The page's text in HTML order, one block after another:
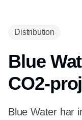
Distribution
Blue
CO2-
Blue Water har